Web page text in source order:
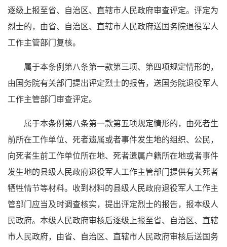
逐级上报至省、自治区、直辖市人民政府审查评定。评定为
烈士的，由省、自治区、直辖市人民政府送国务院退役军人
工作主管部门复核。
属于本条例第八条第一款第三项、第四项规定情形的，
由国务院有关部门提出评定烈士的报告，送国务院退役军人
工作主管部门审查评定。
属于本条例第八条第一款第五项规定情形的，由死者生
前所在工作单位、死者遗属或者事件发生地的组织、公民，
向死者生前工作单位所在地、死者遗属户籍所在地或者事件
发生地的县级人民政府退役军人工作主管部门提供有关死者
牺牲情节等材料。收到材料的县级人民政府退役军人工作主
管部门应当及时调查核实，提出评定烈士的报告，报本级人
民政府。本级人民政府审核后逐级上报至省、自治区、直辖
市人民政府，由省、自治区、直辖市人民政府审核后送国务